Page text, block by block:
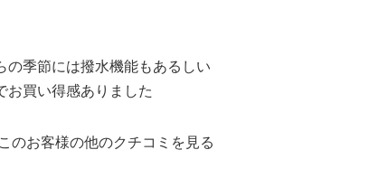
の季節には撥水機能もあるしい
買い得感ありました
このお客様の他のクチコミを見る